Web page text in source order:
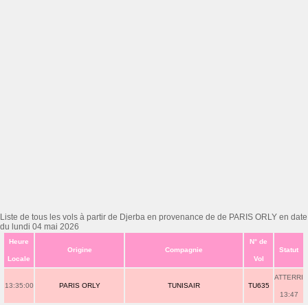
Liste de tous les vols à partir de Djerba en provenance de de PARIS ORLY en date
du lundi 04 mai 2026
Heure
Locale
Origine Compagnie
N° de
Vol
Statut
13:35:00 PARIS ORLY TUNISAIR TU635
ATTERRI
13:47